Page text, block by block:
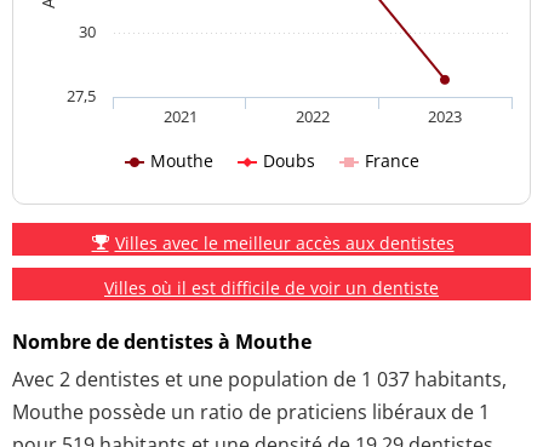
Mouthe Doubs France
2021 2022 2023
27,5
30
Villes avec le meilleur accès aux dentistes
Villes où il est difficile de voir un dentiste
Nombre de dentistes à Mouthe
Avec 2 dentistes et une population de 1 037 habitants,
Mouthe possède un ratio de praticiens libéraux de 1